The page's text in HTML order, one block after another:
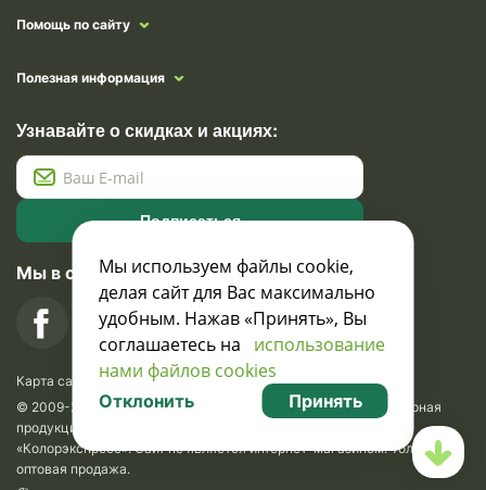
Помощь по сайту
Полезная информация
Узнавайте о скидках и акциях:
Подписаться
Мы в социальных сетях
Карта сайта
© 2009-2026 Krasavik.by. Сувениры оптом. Рекламно-сувенирная
продукция и сувениры с логотипом. УНН 100873745, ООО
«Колорэкспресс». Сайт не является интернет-магазином. Только
оптовая продажа.
Мы используем файлы cookie,
делая сайт для Вас максимально
удобным. Нажав «Принять», Вы
соглашаетесь на использование
нами файлов cookies
Отклонить Принять